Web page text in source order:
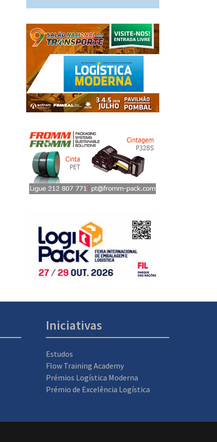
Iniciativas
Estudos
Flow Training Academy
Prémios Logística Moderna
Prémio de Excelência Logística